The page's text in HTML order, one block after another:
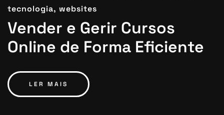
tecnologia, websites
Vender e Gerir Cursos
Online de Forma Eficiente
LER MAIS